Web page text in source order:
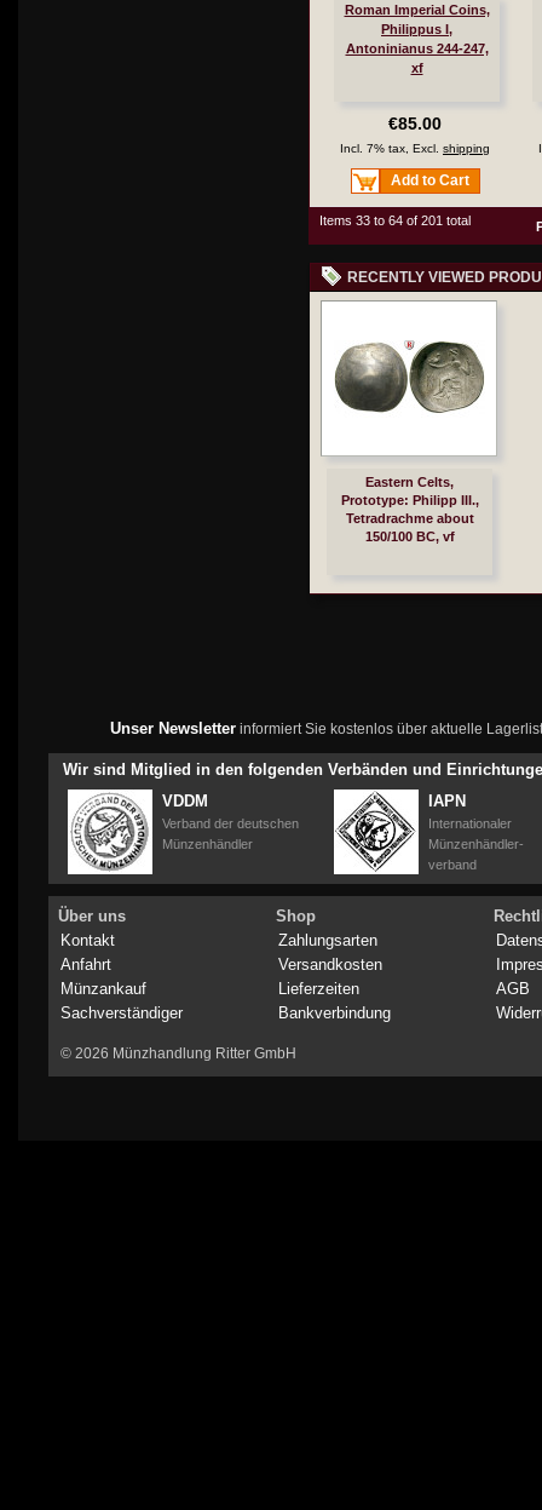
Roman Imperial Coins,
Philippus I,
Antoninianus 244-247,
xf
€85.00
Incl. 7% tax, Excl. shipping
Add to Cart
Items 33 to 64 of 201 total
RECENTLY VIEWED
Eastern Celts,
Prototype: Philipp III.,
Tetradrachme about
150/100 BC, vf
Unser Newsletterinformiert Sie kostenlos über aktuelle
Wir sind Mitglied in den folgenden Verbänden und
VDDM
Verband der deutschen
Münzenhändler
IAPN
Internationaler
Münzenhändler-
verband
Über uns
Kontakt
Anfahrt
Münzankauf
Sachverständiger
Shop
Zahlungsarten
Versandkosten
Lieferzeiten
Bankverbindung
AGB
© 2026 Münzhandlung Ritter GmbH